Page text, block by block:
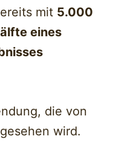
mit 5.000
eines
die von
wird.